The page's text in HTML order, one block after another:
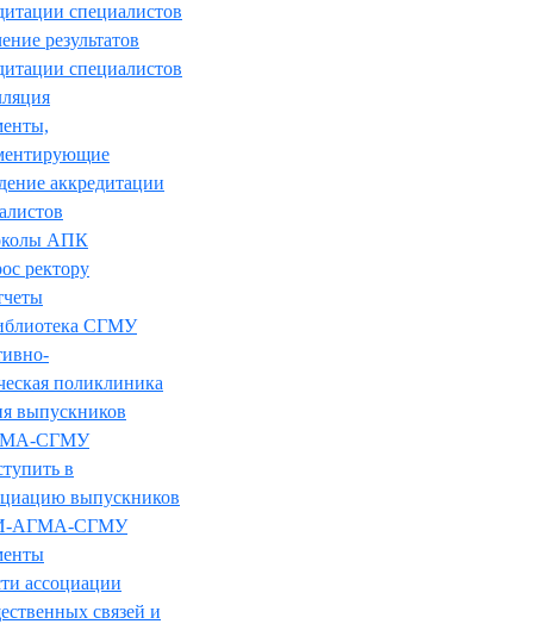
специалистов
результатов
специалистов
аккредитации
АПК
ректору
СГМУ
поликлиника
выпускников
СГМУ
в
выпускников
АГМА-СГМУ
ассоциации
связей и